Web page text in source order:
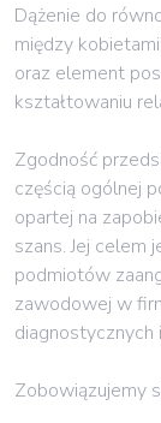
Dążenie do
między
oraz element
kształtowaniu
Zgodność
częścią ogólnej
opartej na
szans. Jej celem
podmiotów
zawodowej w
diagnostycznych
Zobowiązujemy